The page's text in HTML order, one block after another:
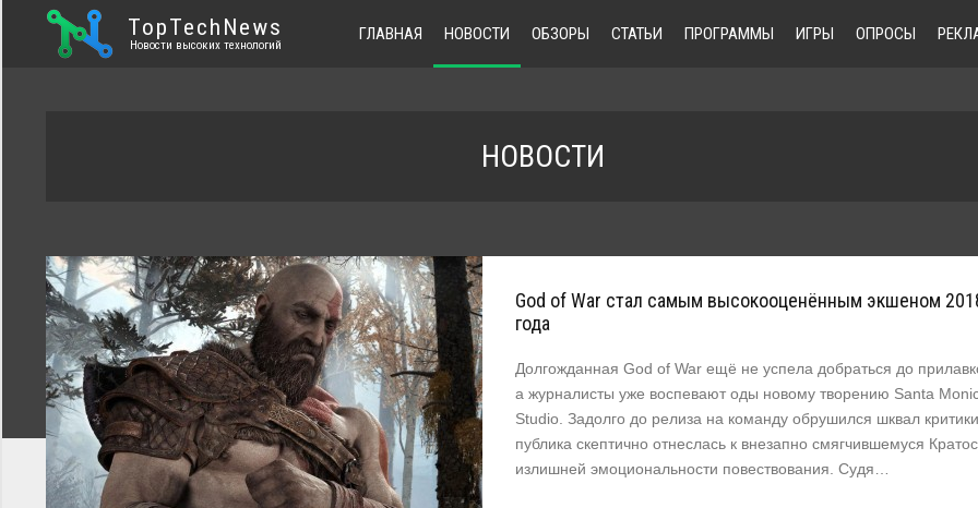
TopTechNews
Новости высоких технологий
ГЛАВНАЯ НОВОСТИ ОБЗОРЫ СТАТЬИ ПРОГРАММЫ ИГРЫ ОПРОСЫ
НОВОСТИ
God of War стал самым высокооценённым экшеном
года
Долгожданная God of War ещё не успела добраться до
а журналисты уже воспевают оды новому творению Santa
Studio. Задолго до релиза на команду обрушился шквал
публика скептично отнеслась к внезапно смягчившемуся
излишней эмоциональности повествования. Судя…